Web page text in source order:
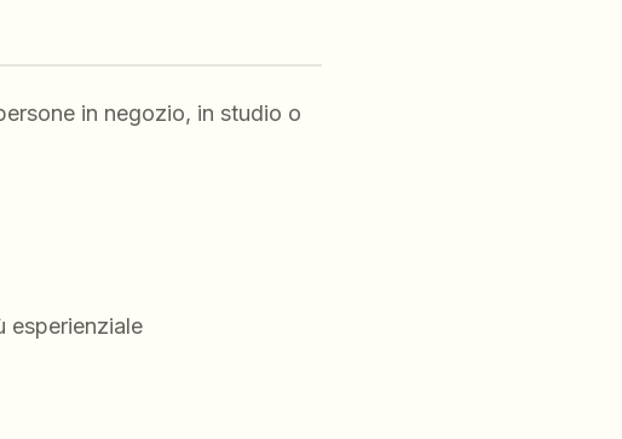
in negozio, in studio o
esperienziale